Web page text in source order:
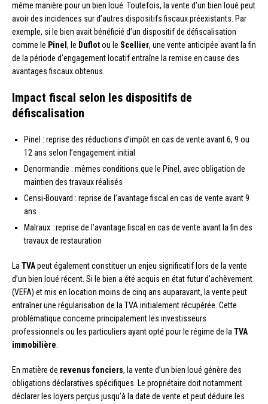
même manière pour un bien loué. Toutefois, la vente d’un bien loué peut
avoir des incidences sur d’autres dispositifs fiscaux préexistants. Par
exemple, si le bien avait bénéficié d’un dispositif de défiscalisation
comme le Pinel , le Duflotou le Scellier, une vente anticipée avant la fin
de la période d’engagement locatif entraîne la remise en cause des
avantages fiscaux obtenus.
Impact fiscal selon les dispositifs de
défiscalisation
Pinel : reprise des réductions d’impôt en cas de vente avant 6, 9 ou
12 ans selon l’engagement initial
Denormandie : mêmes conditions que le Pinel, avec obligation de
maintien des travaux réalisés
Censi-Bouvard : reprise de l’avantage fiscal en cas de vente avant 9
ans
Malraux : reprise de l’avantage fiscal en cas de vente avant la fin des
travaux de restauration
La TVApeut également constituer un enjeu significatif lors de la vente
d’un bien loué récent. Si le bien a été acquis en état futur d’achèvement
(VEFA) et mis en location moins de cinq ans auparavant, la vente peut
entraîner une régularisation de la TVA initialement récupérée. Cette
problématique concerne principalement les investisseurs
professionnels ou les particuliers ayant opté pour le régime de la TVA
immobilière
En matière de revenus fonciers, la vente d’un bien loué génère des
obligations déclaratives spécifiques. Le propriétaire doit notamment
déclarer les loyers perçus jusqu’à la date de vente et peut déduire les